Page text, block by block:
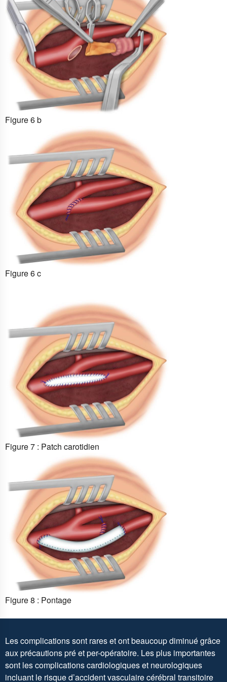
Figure 6 b
Figure 6 c
Figure 7 : Patch carotidien
Figure 8 : Pontage
Les complications sont rares et ont beaucoup diminué grâce
aux précautions pré et per-opératoire. Les plus importantes
sont les complications cardiologiques et neurologiques
incluant le risque d’accident vasculaire cérébral transitoire